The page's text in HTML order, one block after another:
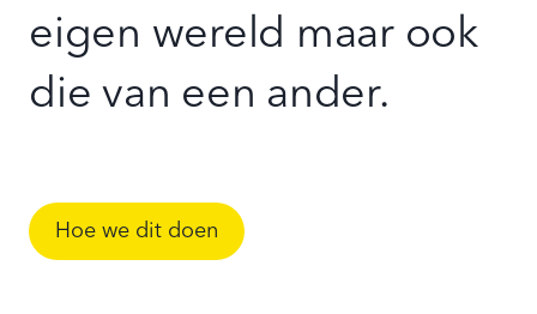
eigen wereld maar ook
die van een ander.
Hoe we dit doen